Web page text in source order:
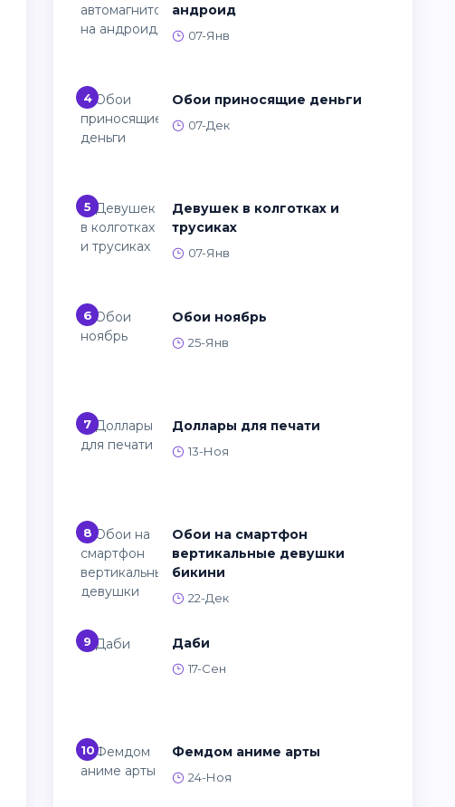
андроид
07-Янв
4 Обои приносящие деньги
07-Дек
5
Девушек в колготках и
трусиках
07-Янв
6 Обои ноябрь
25-Янв
7 Доллары для печати
13-Ноя
8
Обои на смартфон
вертикальные девушки
бикини
22-Дек
9 Даби
17-Сен
10 Фемдом аниме арты
24-Ноя